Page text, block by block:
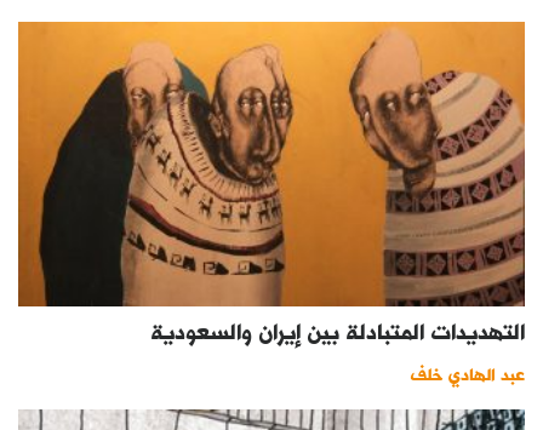
التهديدات المتبادلة بين إيران والسعودية
عبد الهادي خلف